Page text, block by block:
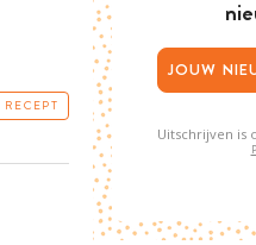
Uitschrijven is